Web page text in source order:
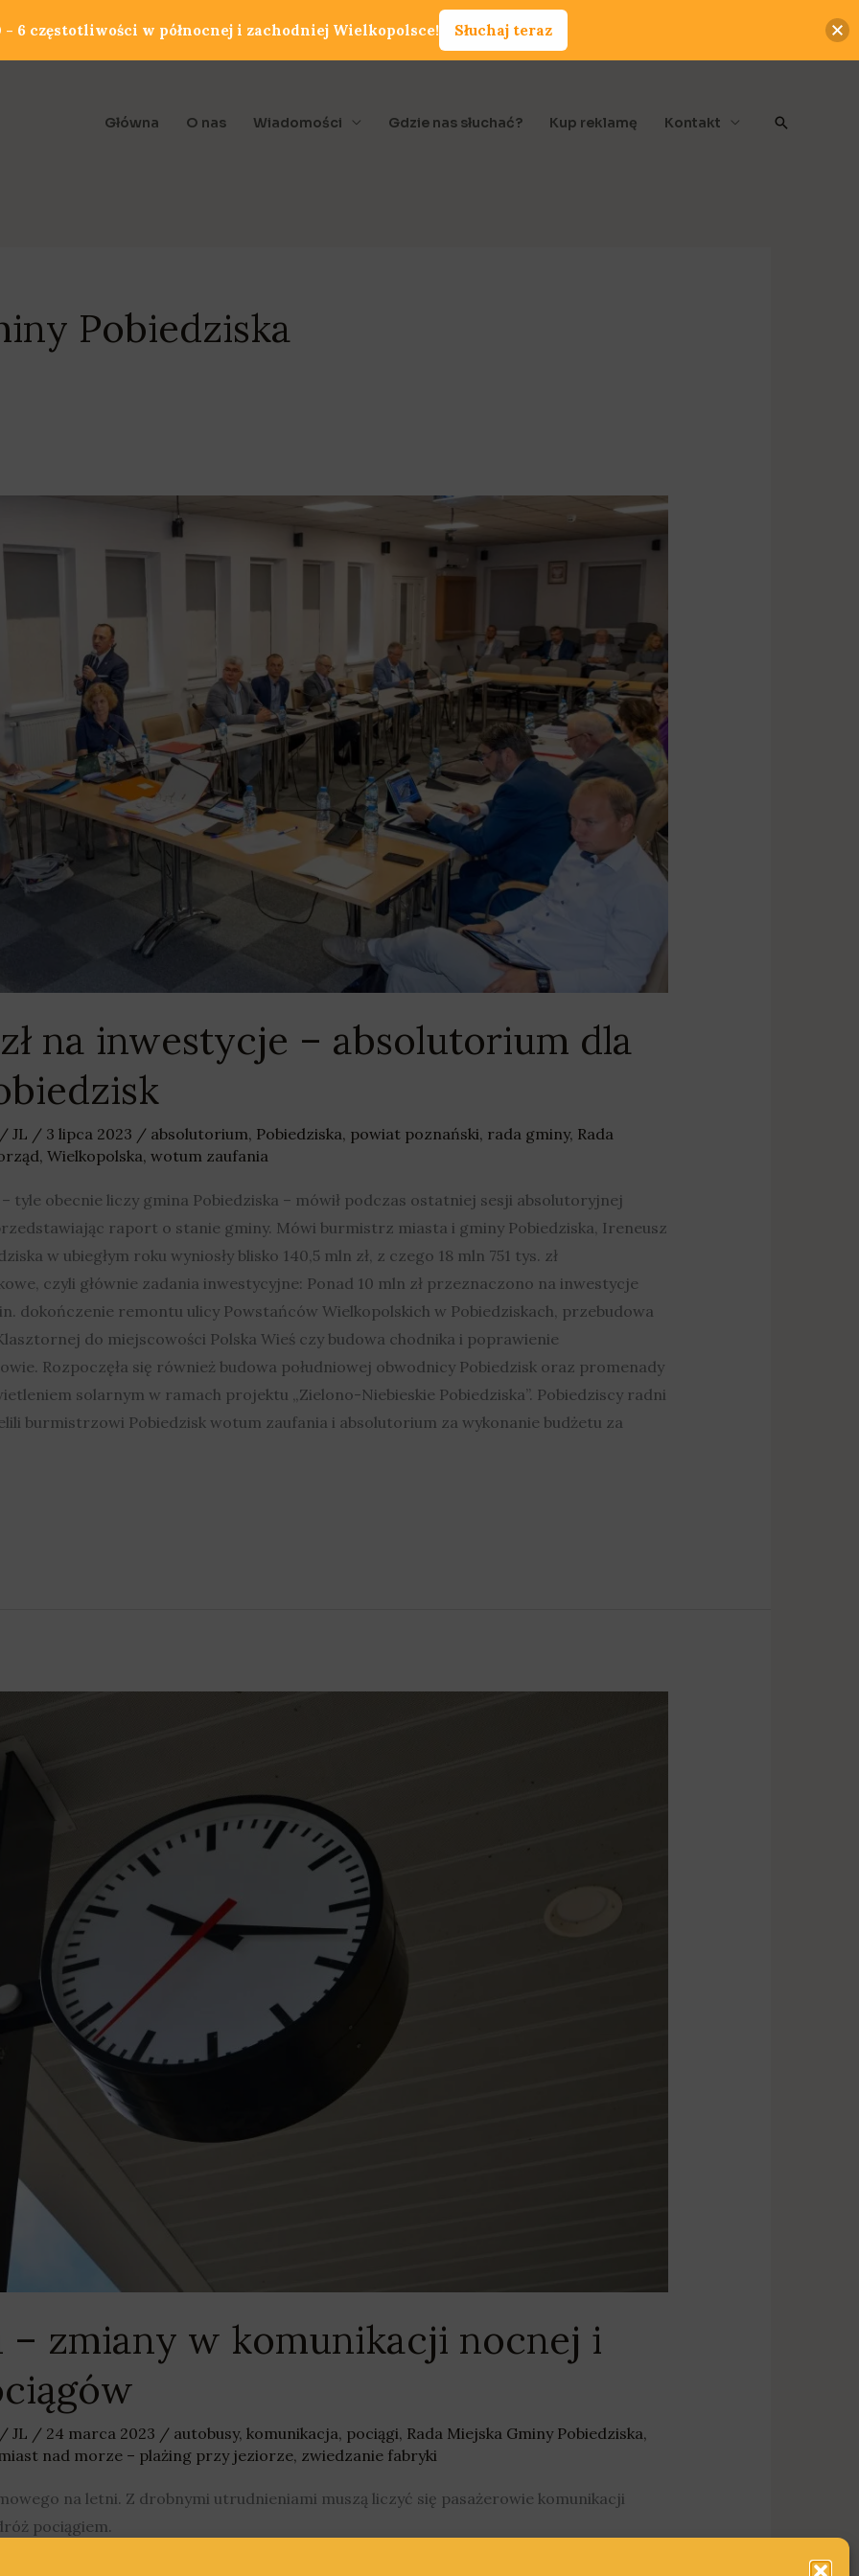
Główna O nas Wiadomości Gdzie nas słuchać? Kup reklamę Kontakt Szukaj
Pobiedziska
na inwestycje – absolutorium dla
JL / 3 lipca 2023 / absolutorium, Pobiedziska, powiat poznański, rada gminy, Rada
, Wielkopolska, wotum zaufania
tyle obecnie liczy gmina Pobiedziska – mówił podczas ostatniej sesji absolutoryjnej
raport o stanie gminy. Mówi burmistrz miasta i gminy Pobiedziska, Ireneusz
w ubiegłym roku wyniosły blisko 140,5 mln zł, z czego 18 mln 751 tys. zł
czyli głównie zadania inwestycyjne: Ponad 10 mln zł przeznaczono na inwestycje
dokończenie remontu ulicy Powstańców Wielkopolskich w Pobiedziskach, przebudowa
do miejscowości Polska Wieś czy budowa chodnika i poprawienie
Rozpoczęła się również budowa południowej obwodnicy Pobiedzisk oraz promenady
solarnym w ramach projektu „Zielono-Niebieskie Pobiedziska”. Pobiedziscy radni
burmistrzowi Pobiedzisk wotum zaufania i absolutorium za wykonanie budżetu za
– zmiany w komunikacji nocnej i
JL / 24 marca 2023 / autobusy, komunikacja, pociągi, Rada Miejska Gminy Pobiedziska,
nad morze – plażing przy jeziorze, zwiedzanie fabryki
na letni. Z drobnymi utrudnieniami muszą liczyć się pasażerowie komunikacji
pociągiem.
6 częstotliwości w północnej i zachodniej Wielkopolsce! Słuchaj teraz